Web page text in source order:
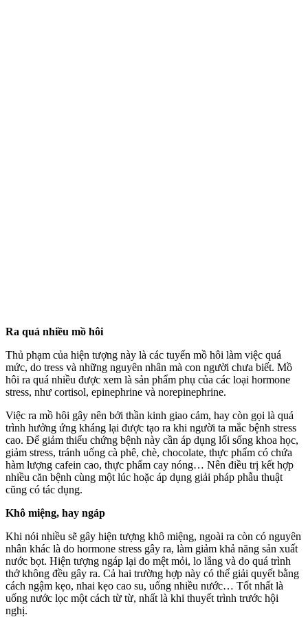
Ra quá nhiều mồ hôi
Thủ phạm của hiện tượng này là các tuyến mồ hôi làm việc quá
mức, do tress và những nguyên nhân mà con người chưa biết. Mồ
hôi ra quá nhiều được xem là sản phẩm phụ của các loại hormone
stress, như cortisol, epinephrine và norepinephrine.
Việc ra mồ hôi gây nên bởi thần kinh giao cảm, hay còn gọi là quá
trình hưởng ứng kháng lại được tạo ra khi người ta mắc bệnh stress
cao. Để giảm thiểu chứng bệnh này cần áp dụng lối sống khoa học,
giảm stress, tránh uống cà phê, chè, chocolate, thực phẩm có chứa
hàm lượng cafein cao, thực phẩm cay nóng… Nên điều trị kết hợp
nhiều căn bệnh cùng một lúc hoặc áp dụng giải pháp phẫu thuật
cũng có tác dụng.
Khô miệng, hay ngáp
Khi nói nhiều sẽ gây hiện tượng khô miệng, ngoài ra còn có nguyên
nhân khác là do hormone stress gây ra, làm giảm khả năng sản xuất
nước bọt. Hiện tượng ngáp lại do mệt mỏi, lo lắng và do quá trình
thở không đều gây ra. Cả hai trường hợp này có thể giải quyết bằng
cách ngậm kẹo, nhai kẹo cao su, uống nhiều nước… Tốt nhất là
uống nước lọc một cách từ từ, nhất là khi thuyết trình trước hội
nghị.